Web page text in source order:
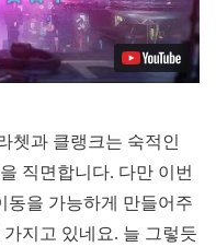
쳇과 클랭크는 숙적인
직면합니다. 다만 이번
동을 가능하게 만들어주
지고 있네요. 늘 그렇듯